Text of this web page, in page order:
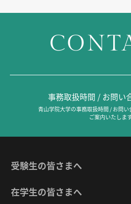
事務取扱時間 / お問い
青山学院大学の事務取扱時間 / お問
ご案内いたしま
受験生の皆さまへ
在学生の皆さまへ